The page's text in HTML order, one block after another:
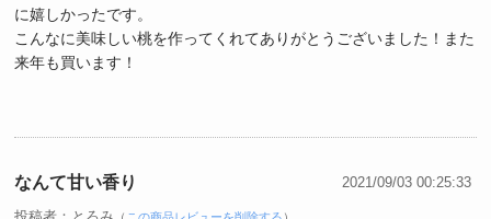
に嬉しかったです。
こんなに美味しい桃を作ってくれてありがとうございました！また
来年も買います！
なんて甘い香り 2021/09/03 00:25:33
（ この商品レビューを削除する ）